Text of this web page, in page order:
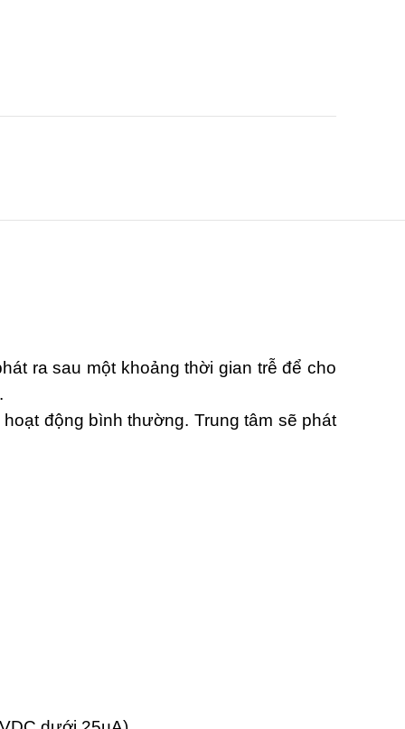
ra sau một khoảng thời gian trễ để cho
động bình thường. Trung tâm sẽ phát